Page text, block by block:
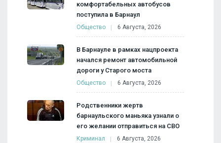
комфортабельных автобусов
поступила в Барнаул
Общество 6 Августа, 2026
В Барнауле в рамках нацпроекта
начался ремонт автомобильной
дороги у Старого моста
Общество 6 Августа, 2026
Родственники жертв
барнаульского маньяка узнали о
его желании отправиться на СВО
Криминал 6 Августа, 2026